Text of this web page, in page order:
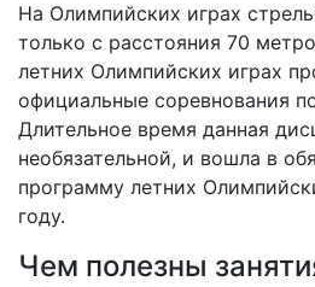
На Олимпийских играх
только с расстояния 70
летних Олимпийских играх
официальные соревнования
Длительное время данная
необязательной, и вошла в
программу летних
году.
Чем полезны